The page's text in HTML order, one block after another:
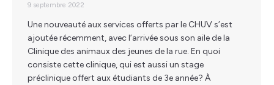
9 septembre 2022
Une nouveauté aux services offerts par le CHUV s’est
ajoutée récemment, avec l’arrivée sous son aile de la
Clinique des animaux des jeunes de la rue. En quoi
consiste cette clinique, qui est aussi un stage
préclinique offert aux étudiants de 3e année? À